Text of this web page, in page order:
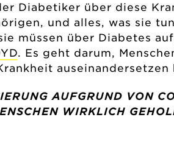
Diabetiker über diese
und alles, was sie
müssen über Diabetes
. Es geht darum,
auseinandersetzen
AUFGRUND VON
WIRKLICH